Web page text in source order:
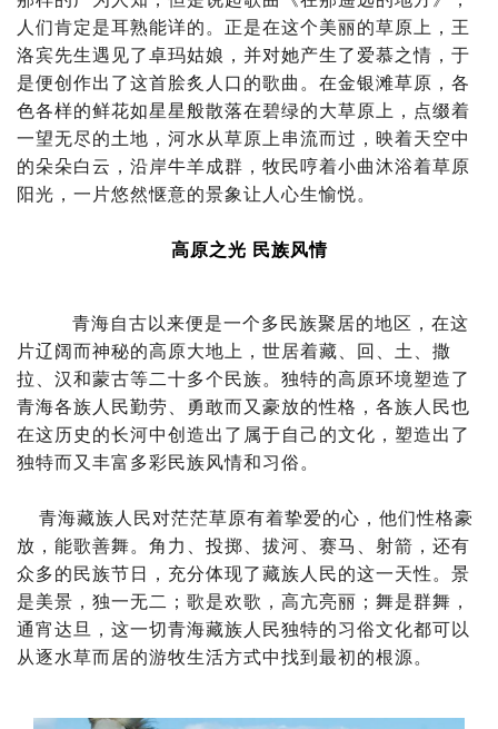
人们肯定是耳熟能详的。正是在这个美丽的草原上，王
洛宾先生遇见了卓玛姑娘，并对她产生了爱慕之情，于
是便创作出了这首脍炙人口的歌曲。在金银滩草原，各
色各样的鲜花如星星般散落在碧绿的大草原上，点缀着
一望无尽的土地，河水从草原上串流而过，映着天空中
的朵朵白云，沿岸牛羊成群，牧民哼着小曲沐浴着草原
阳光，一片悠然惬意的景象让人心生愉悦。
高原之光 民族风情
青海自古以来便是一个多民族聚居的地区，在这
片辽阔而神秘的高原大地上，世居着藏、回、土、撒
拉、汉和蒙古等二十多个民族。独特的高原环境塑造了
青海各族人民勤劳、勇敢而又豪放的性格，各族人民也
在这历史的长河中创造出了属于自己的文化，塑造出了
独特而又丰富多彩民族风情和习俗。
青海藏族人民对茫茫草原有着挚爱的心，他们性格豪
放，能歌善舞。角力、投掷、拔河、赛马、射箭，还有
众多的民族节日，充分体现了藏族人民的这一天性。景
是美景，独一无二；歌是欢歌，高亢亮丽；舞是群舞，
通宵达旦，这一切青海藏族人民独特的习俗文化都可以
从逐水草而居的游牧生活方式中找到最初的根源。